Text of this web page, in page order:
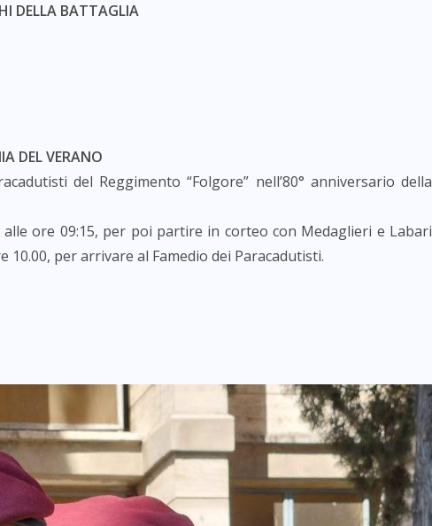
DELLA BATTAGLIA
DEL VERANO
del Reggimento “Folgore” nell’80° anniversario della
ore 09:15, per poi partire in corteo con Medaglieri e Labari
10.00, per arrivare al Famedio dei Paracadutisti.